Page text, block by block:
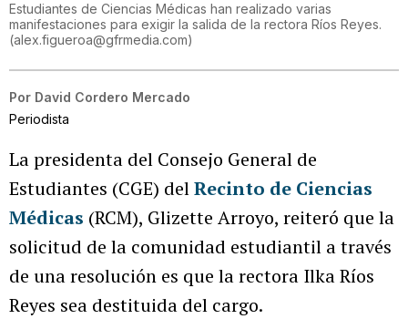
Estudiantes de Ciencias Médicas han realizado varias
manifestaciones para exigir la salida de la rectora Ríos Reyes.
(alex.figueroa@gfrmedia.com)
Por David Cordero Mercado
Periodista
La presidenta del Consejo General de
Estudiantes (CGE) delRecinto de Ciencias
Médicas (RCM), Glizette Arroyo, reiteró que la
solicitud de la comunidad estudiantil a través
de una resolución es que la rectora Ilka Ríos
Reyes sea destituida del cargo.